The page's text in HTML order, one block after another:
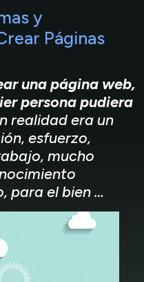
y
Páginas
una página web,
persona pudiera
realidad era un
esfuerzo,
mucho
para el bien …